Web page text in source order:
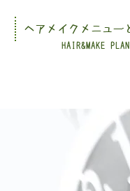
HAIR&MAKE PLAN
ヘアメイクメニュー